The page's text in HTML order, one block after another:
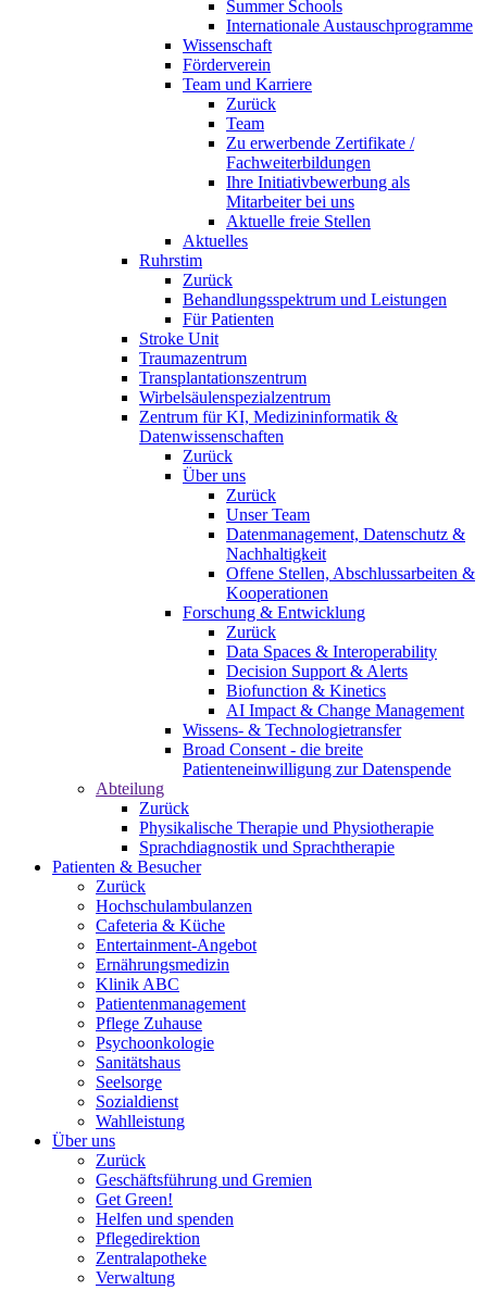
Summer Schools
Internationale Austauschprogramme
Wissenschaft
Förderverein
Team und Karriere
Zurück
Team
Zu erwerbende Zertifikate /
Fachweiterbildungen
Ihre Initiativbewerbung als
Mitarbeiter bei uns
Aktuelle freie Stellen
Aktuelles
Ruhrstim
Zurück
Behandlungsspektrum und Leistungen
Für Patienten
Stroke Unit
Traumazentrum
Transplantationszentrum
Wirbelsäulenspezialzentrum
Zentrum für KI, Medizininformatik &
Datenwissenschaften
Zurück
Über uns
Zurück
Unser Team
Datenmanagement, Datenschutz &
Nachhaltigkeit
Offene Stellen, Abschlussarbeiten &
Kooperationen
Forschung & Entwicklung
Zurück
Data Spaces & Interoperability
Decision Support & Alerts
Biofunction & Kinetics
AI Impact & Change Management
Wissens- & Technologietransfer
Broad Consent - die breite
Patienteneinwilligung zur Datenspende
Abteilung
Zurück
Physikalische Therapie und Physiotherapie
Sprachdiagnostik und Sprachtherapie
Patienten & Besucher
Zurück
Hochschulambulanzen
Cafeteria & Küche
Entertainment-Angebot
Ernährungsmedizin
Klinik ABC
Patientenmanagement
Pflege Zuhause
Psychoonkologie
Sanitätshaus
Seelsorge
Sozialdienst
Wahlleistung
Über uns
Zurück
Geschäftsführung und Gremien
Get Green!
Helfen und spenden
Pflegedirektion
Zentralapotheke
Verwaltung